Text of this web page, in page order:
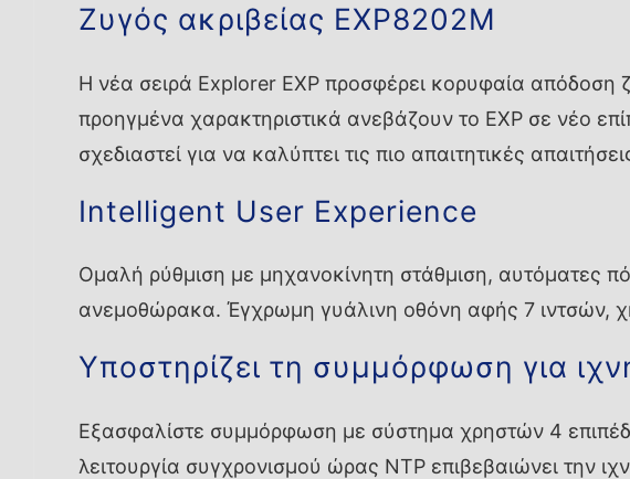
Ζυγός ακριβείας EXP8202M
Η νέα σειρά Explorer EXP προσφέρει κορυφαία απόδοση
προηγμένα χαρακτηριστικά ανεβάζουν το EXP σε νέο
σχεδιαστεί για να καλύπτει τις πιο απαιτητικές
Intelligent User Experience
Ομαλή ρύθμιση με μηχανοκίνητη στάθμιση, αυτόματες
ανεμοθώρακα. Έγχρωμη γυάλινη οθόνη αφής 7 ιντσών,
Υποστηρίζει τη συμμόρφωση για
Εξασφαλίστε συμμόρφωση με σύστημα χρηστών 4
λειτουργία συγχρονισμού ώρας NTP επιβεβαιώνει την